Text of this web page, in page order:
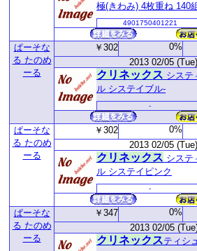
極(きわみ) 4枚重ね 140
4901750401221
ぱーそな
る たのめ
ーる
￥302 0%
2013 02/05
クリネックス システ
ル システイブル-
-
ぱーそな
る たのめ
ーる
￥302 0%
2013 02/05
クリネックス システ
ル システイピンク
-
ぱーそな
る たのめ
ーる
￥347 0%
2013 02/05
クリネックスティシ